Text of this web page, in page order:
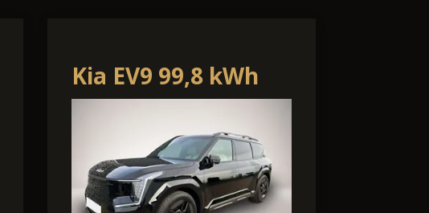
Kia EV9 99,8 kWh
AWD Dual Motor
Plus Advanced